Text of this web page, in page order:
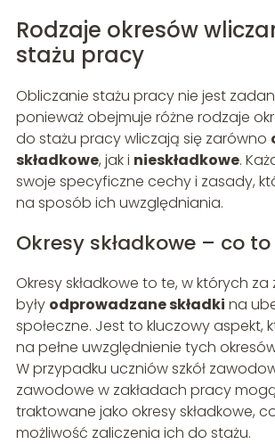
Rodzaje okresów
stażu pracy
Obliczanie stażu pracy nie jest
ponieważ obejmuje różne rodzaje
do stażu pracy wliczają się zarówno
składkowe, jak i nieskładkowe.
swoje specyficzne cechy i zasady,
na sposób ich uwzględniania.
Okresy składkowe – co
Okresy składkowe to te, w których
były odprowadzane składki na
społeczne. Jest to kluczowy aspekt,
na pełne uwzględnienie tych
W przypadku uczniów szkół
zawodowe w zakładach pracy
traktowane jako okresy składkowe,
możliwość zaliczenia ich do stażu.